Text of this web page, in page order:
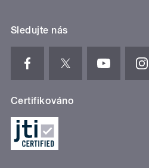
Sledujte nás
Certifikováno